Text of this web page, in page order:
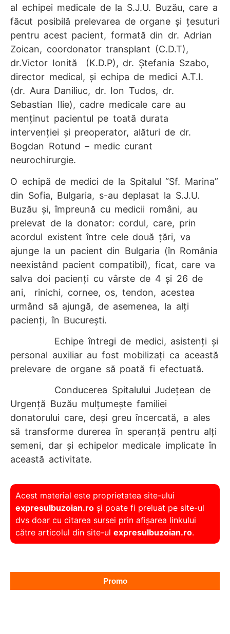
al echipei medicale de la S.J.U. Buzău, care a
făcut posibilă prelevarea de organe și țesuturi
pentru acest pacient, formată din dr. Adrian
Zoican, coordonator transplant (C.D.T),
dr.Victor Ionită (K.D.P), dr. Ștefania Szabo,
director medical, și echipa de medici A.T.I.
(dr. Aura Daniliuc, dr. Ion Tudos, dr.
Sebastian Ilie), cadre medicale care au
menținut pacientul pe toată durata
intervenției și preoperator, alături de dr.
Bogdan Rotund – medic curant
neurochirurgie.
O echipă de medici de la Spitalul “Sf. Marina”
din Sofia, Bulgaria, s-au deplasat la S.J.U.
Buzău și, împreună cu medicii români, au
prelevat de la donator: cordul, care, prin
acordul existent între cele două țări, va
ajunge la un pacient din Bulgaria (în România
neexistând pacient compatibil), ficat, care va
salva doi pacienți cu vârste de 4 și 26 de
ani, rinichi, cornee, os, tendon, acestea
urmând să ajungă, de asemenea, la alți
pacienți, în București.
Echipe întregi de medici, asistenți și
personal auxiliar au fost mobilizați ca această
prelevare de organe să poată fi efectuată.
Conducerea Spitalului Județean de
Urgență Buzău mulțumește familiei
donatorului care, deși greu încercată, a ales
să transforme durerea în speranță pentru alți
semeni, dar și echipelor medicale implicate în
această activitate.
Acest material este proprietatea site-ului
expresulbuzoian.ro și poate fi preluat pe site-ul
dvs doar cu citarea sursei prin afișarea linkului
către articolul din site-ul expresulbuzoian.ro.
Promo